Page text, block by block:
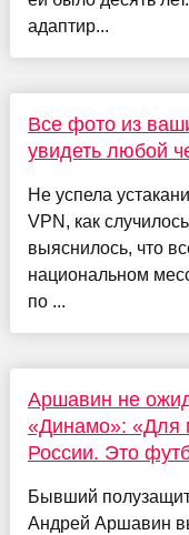
адаптир...
Все фото из
увидеть любой
Не успела
VPN, как
выяснилось, что
национальном
по ...
Аршавин не
«Динамо»: «Для
России. Это
Бывший
Андрей Аршавин